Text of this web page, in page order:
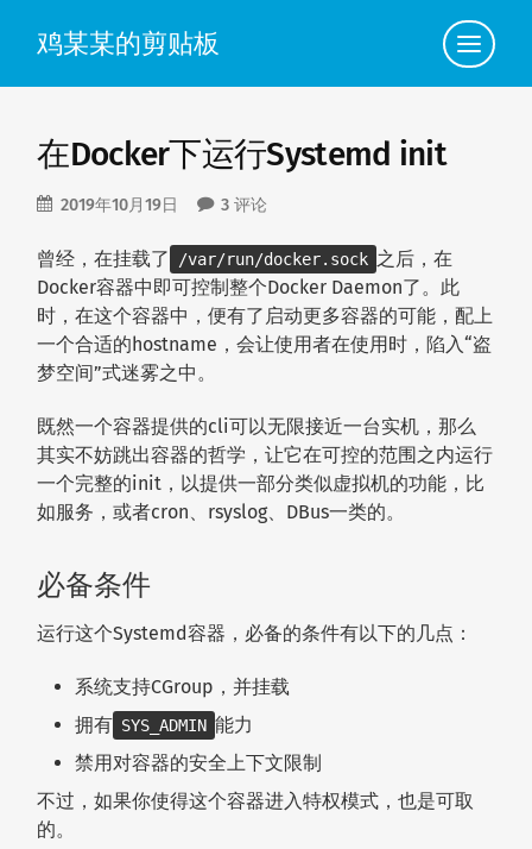
鸡某某的剪贴板
点
此
查
在Docker下运行Systemd init
2019年10月19日 3 评论
曾经，在挂载了 /var/run/docker.sock 之后，在
Docker容器中即可控制整个Docker Daemon了。此
时，在这个容器中，便有了启动更多容器的可能，配上
一个合适的hostname，会让使用者在使用时，陷入“盗
梦空间”式迷雾之中。
既然一个容器提供的cli可以无限接近一台实机，那么
其实不妨跳出容器的哲学，让它在可控的范围之内运行
一个完整的init，以提供一部分类似虚拟机的功能，比
如服务，或者cron、rsyslog、DBus一类的。
必备条件
运行这个Systemd容器，必备的条件有以下的几点：
系统支持CGroup，并挂载
拥有 SYS_ADMIN 能力
禁用对容器的安全上下文限制
不过，如果你使得这个容器进入特权模式，也是可取
的。